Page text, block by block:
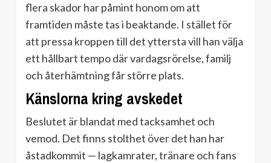
flera skador har påmint honom om att
framtiden måste tas i beaktande. I stället för
att pressa kroppen till det yttersta vill han välja
ett hållbart tempo där vardagsrörelse, familj
och återhämtning får större plats.
Känslorna kring avskedet
Beslutet är blandat med tacksamhet och
vemod. Det finns stolthet över det han har
åstadkommit — lagkamrater, tränare och fans